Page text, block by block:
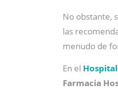
No obstante,
las
menudo de
En el
Farmacia